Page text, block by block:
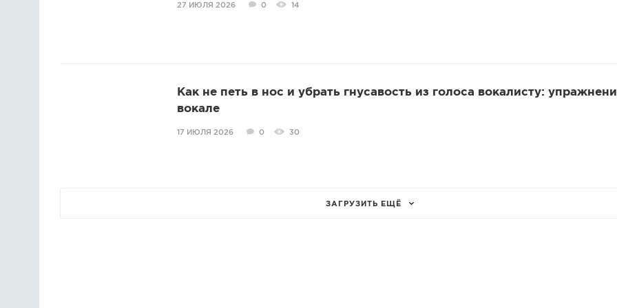
27 ИЮЛЯ 2026 0 14
Как не петь в нос и убрать гнусавость из голоса вокалисту:
вокале
17 ИЮЛЯ 2026 0 30
ЗАГРУЗИТЬ ЕЩЁ